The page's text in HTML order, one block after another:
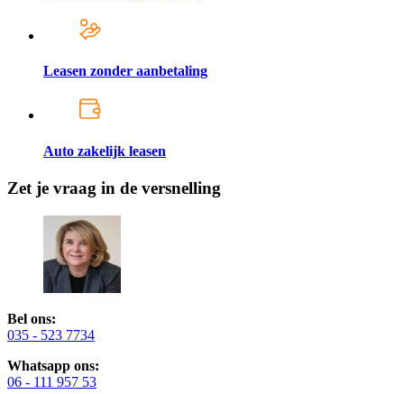
Leasen zonder aanbetaling
Auto zakelijk leasen
Zet je vraag in de versnelling
Bel ons:
035 - 523 7734
Whatsapp ons:
06 - 111 957 53